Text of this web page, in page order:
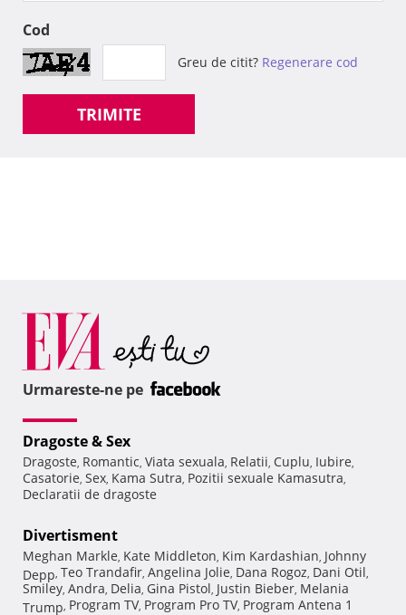
Cod
Greu de citit? Regenerare cod
TRIMITE
Urmareste-ne pe
Dragoste & Sex
Dragoste, Romantic, Viata sexuala, Relatii, Cuplu, Iubire,
Casatorie, Sex, Kama Sutra, Pozitii sexuale Kamasutra,
Declaratii de dragoste
Divertisment
Meghan Markle, Kate Middleton, Kim Kardashian, Johnny
Depp, Teo Trandafir, Angelina Jolie, Dana Rogoz, Dani Otil,
Smiley, Andra, Delia, Gina Pistol, Justin Bieber, Melania
Trump, Program TV, Program Pro TV, Program Antena 1